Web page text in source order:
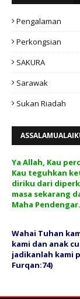
Pengalaman
Perkongsian
SAKURA
Sarawak
Sukan Riadah
Ya Allah, Kau
Kau teguhkan
diriku dari
masa sekarang
Maha Pendengar.
Wahai Tuhan
kami dan anak
jadikanlah kami
Furqan:74)